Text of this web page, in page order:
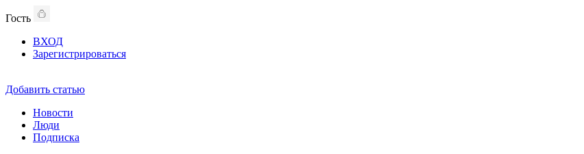
Гость
ВХОД
Зарегистрироваться
Добавить статью
Новости
Люди
Подписка